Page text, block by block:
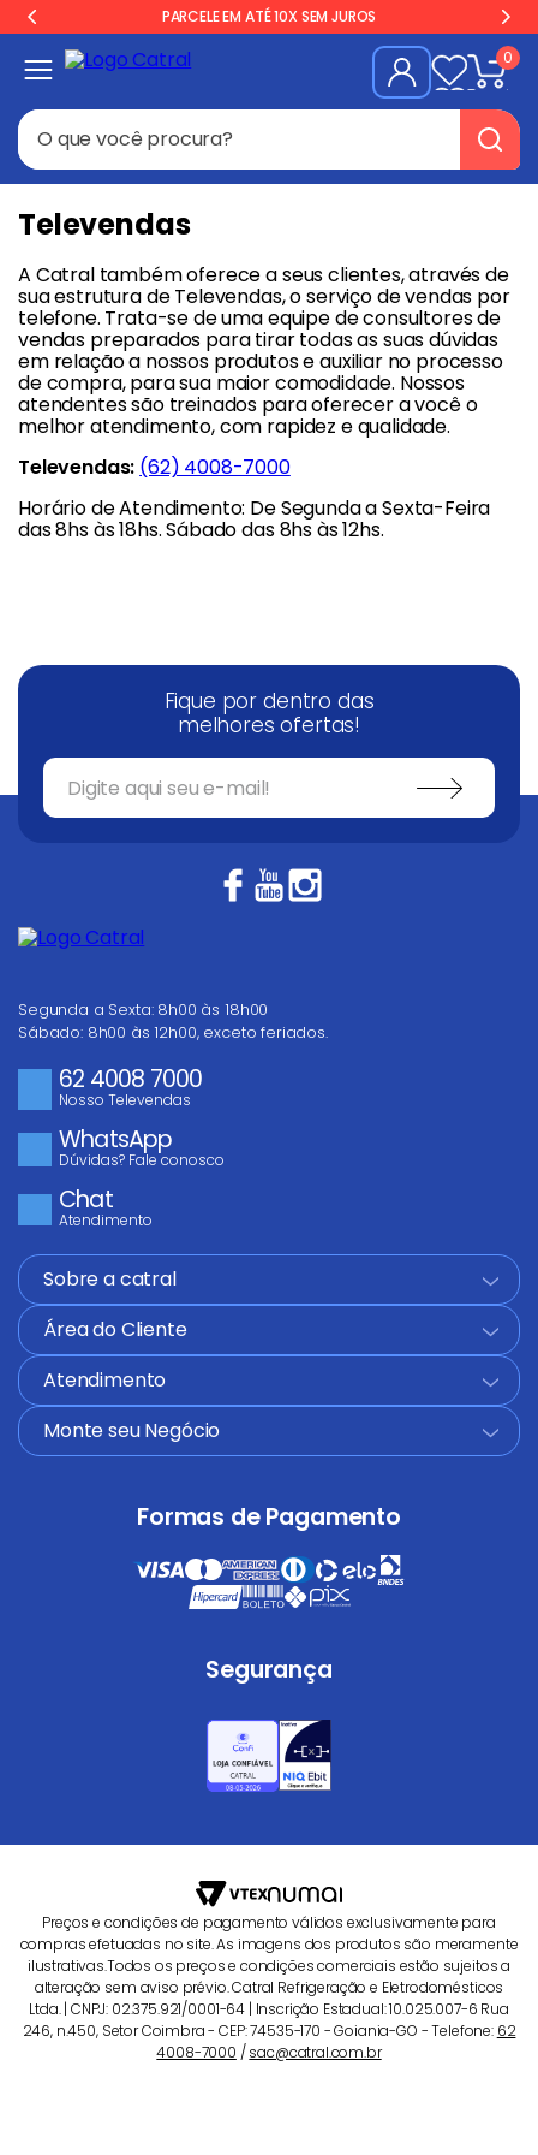
PARCELE EM ATÉ 10X SEM JUROS
0
O que você procura?
Televendas
A Catral também oferece a seus clientes, através de
sua estrutura de Televendas, o serviço de vendas por
telefone. Trata-se de uma equipe de consultores de
vendas preparados para tirar todas as suas dúvidas
em relação a nossos produtos e auxiliar no processo
de compra, para sua maior comodidade. Nossos
atendentes são treinados para oferecer a você o
melhor atendimento, com rapidez e qualidade.
Televendas: (62) 4008-7000
Horário de Atendimento: De Segunda a Sexta-Feira
das 8hs às 18hs. Sábado das 8hs às 12hs.
Fique por dentro das
melhores ofertas!
Segunda a Sexta: 8h00 às 18h00
Sábado: 8h00 às 12h00, exceto feriados.
62 4008 7000
Nosso Televendas
WhatsApp
Dúvidas? Fale conosco
Chat
Atendimento
Sobre a catral
+
Área do Cliente
+
Atendimento
+
Monte seu Negócio
+
Formas de Pagamento
Segurança
Preços e condições de pagamento válidos exclusivamente para
compras efetuadas no site. As imagens dos produtos são meramente
ilustrativas.Todos os preços e condições comerciais estão sujeitos a
alteração sem aviso prévio. Catral Refrigeração e Eletrodomésticos
Ltda. | CNPJ: 02.375.921/0001-64 | Inscrição Estadual: 10.025.007-6 Rua
246, n.450, Setor Coimbra - CEP: 74535-170 - Goiania-GO - Telefone: 62
4008-7000 /sac@catral.com.br
Termos mais buscados
Freezer
2º Geladeira
3º Balança
4º Fogão Industrial
5º Forno
Cervejeira
8º Fritadeira